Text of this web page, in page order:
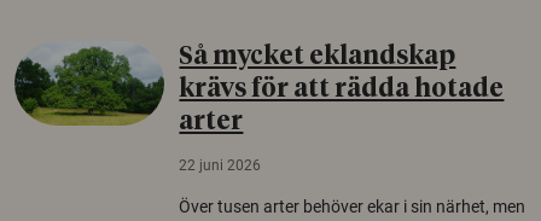
Så mycket eklandskap
krävs för att rädda hotade
arter
22 juni 2026
Över tusen arter behöver ekar i sin närhet, men